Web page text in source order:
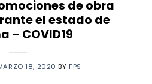
de obra
el estado de
– COVID19
18, 2020 BY FPS